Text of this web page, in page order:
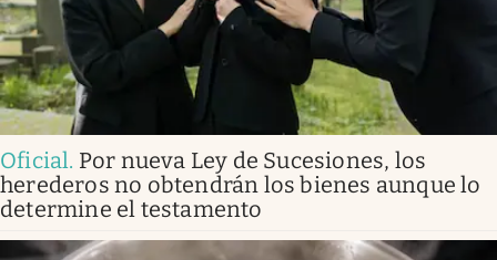
Oficial. Por nueva Ley de Sucesiones, los
herederos no obtendrán los bienes aunque lo
determine el testamento